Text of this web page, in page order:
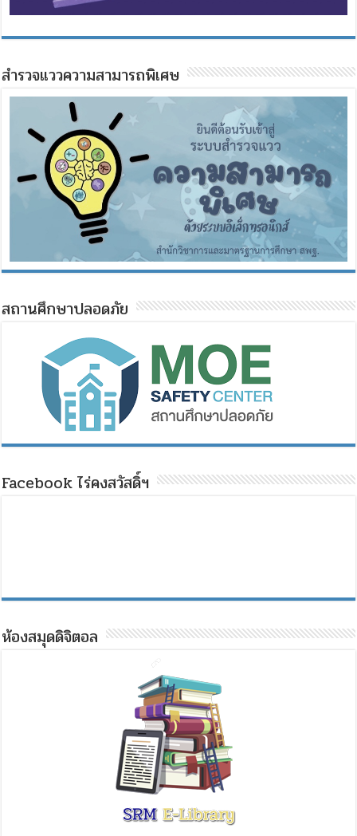
สำรวจแววความสามารถพิเศษ
สถานศึกษาปลอดภัย
Facebook ไร่คงสวัสดิ์ฯ
ห้องสมุดดิจิตอล